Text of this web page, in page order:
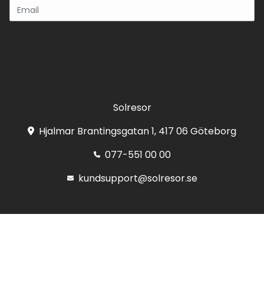
Solresor
Hjalmar Brantingsgatan 1, 417 06 Göteborg
077-551 00 00
kundsupport@solresor.se